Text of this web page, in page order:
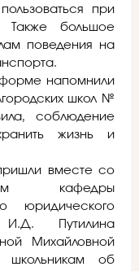
при
большое
поведения на
форме напомнили
школ №
соблюдение
жизнь и
вместе со
кафедры
юридического
Путилина
Михайловной
школьникам об